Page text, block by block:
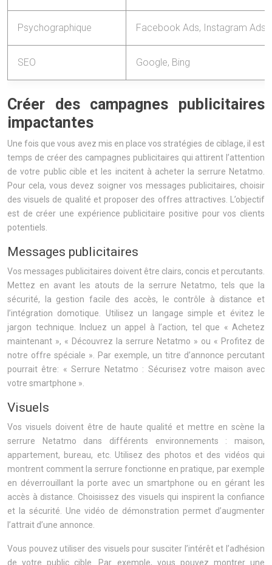
Psychographique Facebook Ads, Instagram Ads
SEO Google, Bing
Créer des campagnes publicitaires
impactantes
Une fois que vous avez mis en place vos stratégies de ciblage, il est
temps de créer des campagnes publicitaires qui attirent l’attention
de votre public cible et les incitent à acheter la serrure Netatmo.
Pour cela, vous devez soigner vos messages publicitaires, choisir
des visuels de qualité et proposer des offres attractives. L’objectif
est de créer une expérience publicitaire positive pour vos clients
potentiels.
Messages publicitaires
Vos messages publicitaires doivent être clairs, concis et percutants.
Mettez en avant les atouts de la serrure Netatmo, tels que la
sécurité, la gestion facile des accès, le contrôle à distance et
l’intégration domotique. Utilisez un langage simple et évitez le
jargon technique. Incluez un appel à l’action, tel que « Achetez
maintenant », « Découvrez la serrure Netatmo » ou « Profitez de
notre offre spéciale ». Par exemple, un titre d’annonce percutant
pourrait être: « Serrure Netatmo : Sécurisez votre maison avec
votre smartphone ».
Visuels
Vos visuels doivent être de haute qualité et mettre en scène la
serrure Netatmo dans différents environnements : maison,
appartement, bureau, etc. Utilisez des photos et des vidéos qui
montrent comment la serrure fonctionne en pratique, par exemple
en déverrouillant la porte avec un smartphone ou en gérant les
accès à distance. Choisissez des visuels qui inspirent la confiance
et la sécurité. Une vidéo de démonstration permet d’augmenter
l’attrait d’une annonce.
Vous pouvez utiliser des visuels pour susciter l’intérêt et l’adhésion
de votre public cible. Par exemple, vous pouvez montrer une